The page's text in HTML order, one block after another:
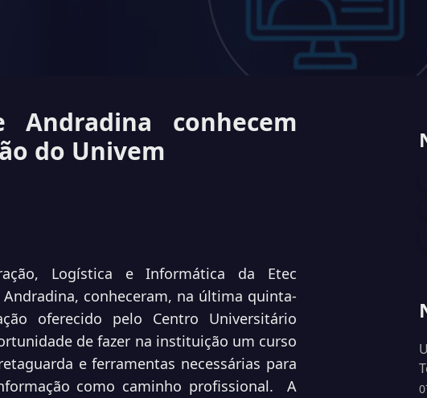
conhecem
do Univem
Logística e Informática da Etec
Andradina, conheceram, na última quinta-
oferecido pelo Centro Universitário
de fazer na instituição um curso
e ferramentas necessárias para
como caminho profissional.
A